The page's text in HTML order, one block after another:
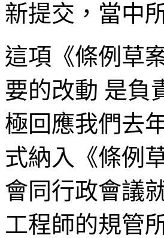
新提交，當中
這項《條例草
要的改動 是負
極回應我們去
式納入《條例
會同行政會議
工程師的規管